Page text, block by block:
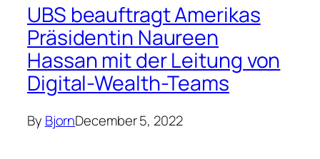
UBS beauftragt Amerikas
Präsidentin Naureen
Hassan mit der Leitung von
Digital-Wealth-Teams
By BjornDecember 5, 2022